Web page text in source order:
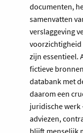
documenten,
samenvatten
verslaggeving
voorzichtigheid
zijn essentieel.
fictieve
databank met
daarom een
juridische werk
adviezen,